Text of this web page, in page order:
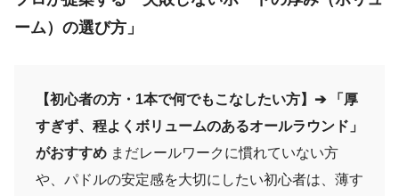
ーム）の選び方」
【初心者の方・1本で何でもこなしたい方】➔ 「厚
すぎず、程よくボリュームのあるオールラウンド」
がおすすめ まだレールワークに慣れていない方
や、パドルの安定感を大切にしたい初心者は、薄す